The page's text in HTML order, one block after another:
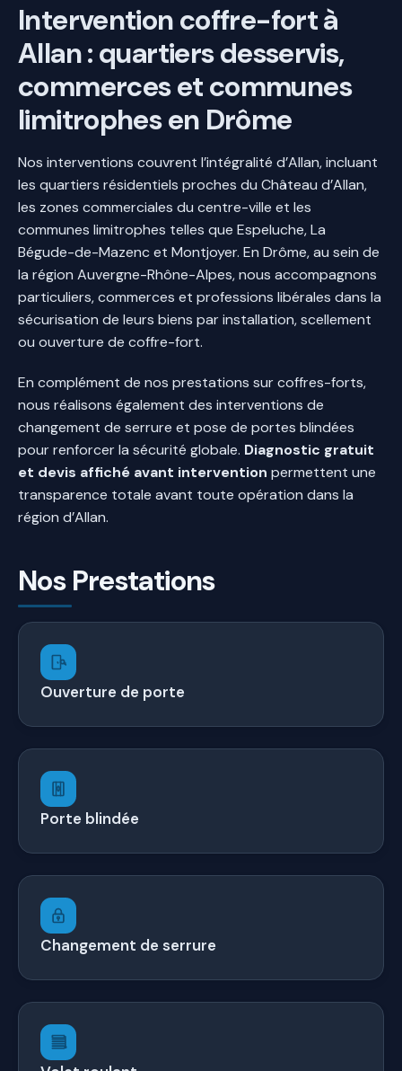
Intervention coffre-fort à
Allan : quartiers desservis,
commerces et communes
limitrophes en Drôme
Nos interventions couvrent l’intégralité d’Allan, incluant
les quartiers résidentiels proches du Château d’Allan,
les zones commerciales du centre-ville et les
communes limitrophes telles que Espeluche, La
Bégude-de-Mazenc et Montjoyer. En Drôme, au sein de
la région Auvergne-Rhône-Alpes, nous accompagnons
particuliers, commerces et professions libérales dans la
sécurisation de leurs biens par installation, scellement
ou ouverture de coffre-fort.
En complément de nos prestations sur coffres-forts,
nous réalisons également des interventions de
changement de serrure et pose de portes blindées
pour renforcer la sécurité globale. Diagnostic gratuit
et devis affiché avant intervention permettent une
transparence totale avant toute opération dans la
région d’Allan.
Nos Prestations
Ouverture de porte
Porte blindée
Changement de serrure